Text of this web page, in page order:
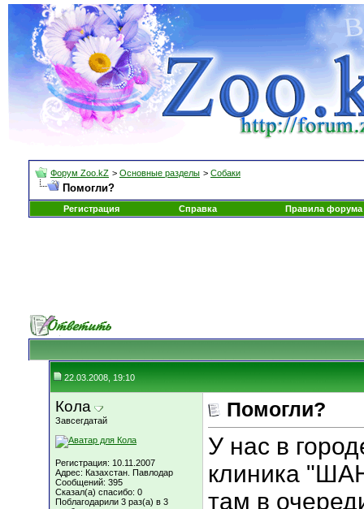
Форум Zoo.kZ > Основные разделы > Собаки
Помогли?
Регистрация Справка Правила форума
22.03.2008, 19:10
Кола
Завсегдатай
Регистрация: 10.11.2007
Адрес: Казахстан. Павлодар
Сообщений: 395
Сказал(а) спасибо: 0
Поблагодарили 3 раз(а) в 3
Помогли?
У нас в
клиника
там в